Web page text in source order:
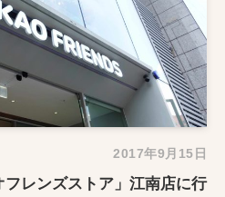
2017年9月15日
レンズストア」江南店に行